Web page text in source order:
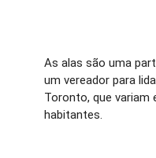
As alas são uma
um vereador para
Toronto, que variam
habitantes.